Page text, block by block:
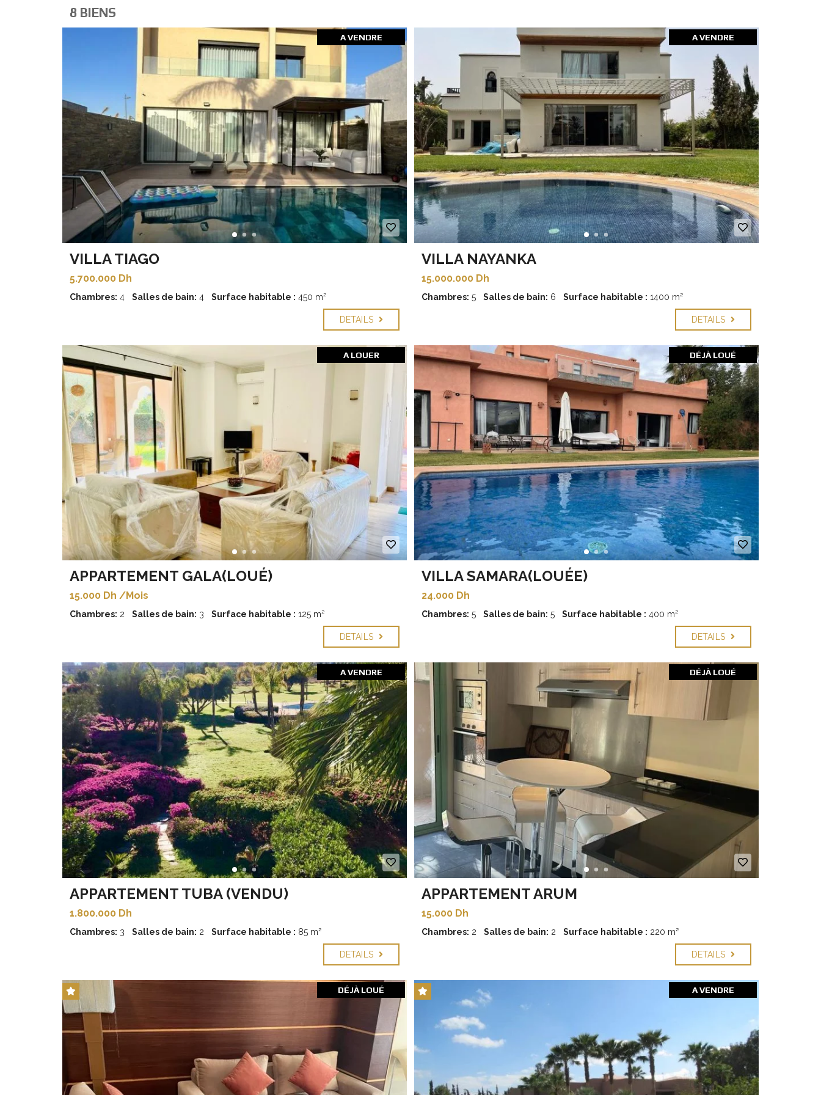
8 BIENS
A VENDRE
VILLA TIAGO
5.700.000 Dh
Chambres: 4 Salles de bain: 4 Surface habitable : 450 m²
DETAILS
A VENDRE
VILLA NAYANKA
15.000.000 Dh
Chambres: 5 Salles de bain: 6 Surface habitable : 1400 m²
DETAILS
A LOUER
APPARTEMENT GALA(LOUÉ)
15.000 Dh /Mois
Chambres: 2 Salles de bain: 3 Surface habitable : 125 m²
DETAILS
DÉJÀ LOUÉ
VILLA SAMARA(LOUÉE)
24.000 Dh
Chambres: 5 Salles de bain: 5 Surface habitable : 400 m²
DETAILS
A VENDRE
APPARTEMENT TUBA (VENDU)
1.800.000 Dh
Chambres: 3 Salles de bain: 2 Surface habitable : 85 m²
DETAILS
DÉJÀ LOUÉ
APPARTEMENT ARUM
15.000 Dh
Chambres: 2 Salles de bain: 2 Surface habitable : 220 m²
DETAILS
DÉJÀ LOUÉ A VENDRE